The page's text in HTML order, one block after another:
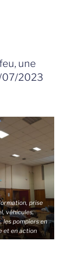
une
07/2023
prise
véhicules,
les pompiers en
et en action